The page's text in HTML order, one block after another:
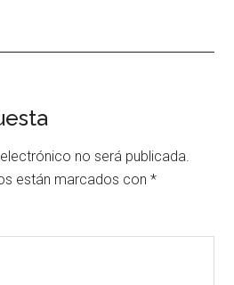
no será publicada.
están marcados con*